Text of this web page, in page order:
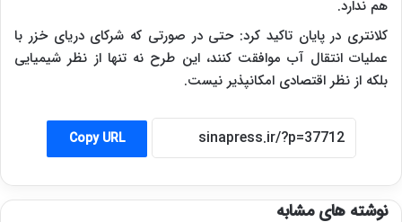
هم ندارد.
کلانتری در پایان تاکید کرد: حتی در صورتی که شرکای دریای خزر با
عملیات انتقال آب موافقت کنند، این طرح نه تنها از نظر شیمیایی
بلکه از نظر اقتصادی امکانپذیر نیست.
Copy URL
نوشته های مشابه